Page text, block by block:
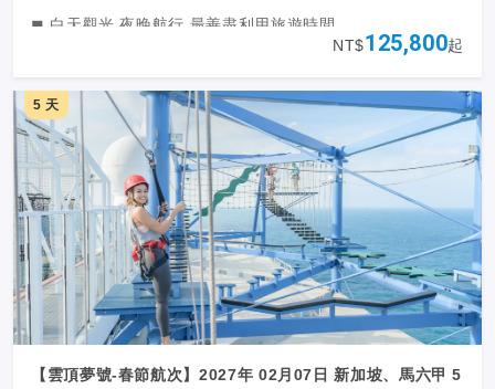
◼ 白天觀光 夜晚航行 最善盡利用旅遊時間
◼ 璀璨魅力陽光及瑪雅古文明結合之人氣航線
NT$125,800起
5 天
【雲頂夢號-春節航次】2027年 02月07日 新加坡、馬六甲 5